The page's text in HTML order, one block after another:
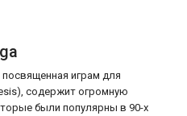
посвященная играм для
содержит огромную
были популярны в 90-х